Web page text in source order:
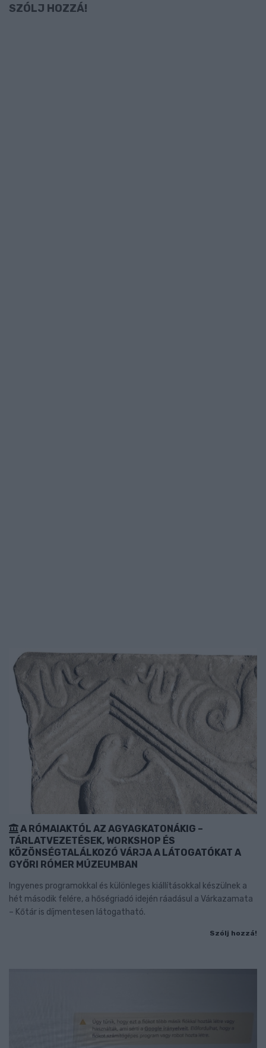
SZÓLJ HOZZÁ!
A RÓMAIAKTÓL AZ AGYAGKATONÁKIG –
TÁRLATVEZETÉSEK, WORKSHOP ÉS
KÖZÖNSÉGTALÁLKOZÓ VÁRJA A LÁTOGATÓKAT A
GYŐRI RÓMER MÚZEUMBAN
Ingyenes programokkal és különleges kiállításokkal készülnek a
hét második felére, a hőségriadó idején ráadásul a Várkazamata
– Kőtár is díjmentesen látogatható.
Szólj hozzá!